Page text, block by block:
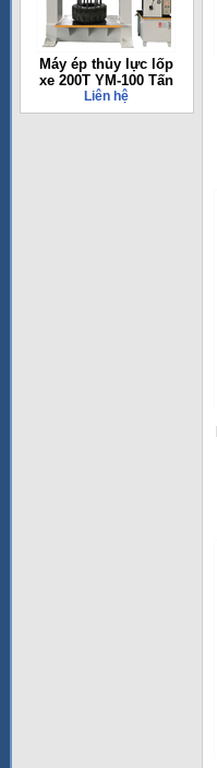
Máy ép thủy lực lốp
xe 200T YM-100 Tấn
Liên hệ